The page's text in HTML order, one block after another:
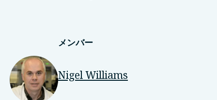
メンバー
Nigel Williams